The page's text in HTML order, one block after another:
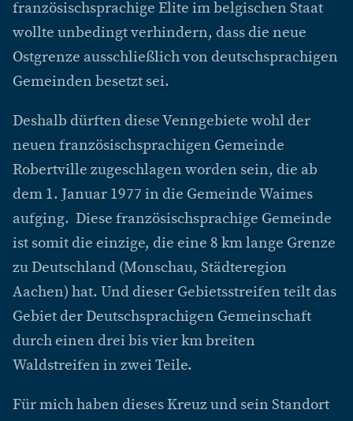
französischsprachige Elite im belgischen Staat
wollte unbedingt verhindern, dass die neue
Ostgrenze ausschließlich von deutschsprachigen
Gemeinden besetzt sei.
Deshalb dürften diese Venngebiete wohl der
neuen französischsprachigen Gemeinde
Robertville zugeschlagen worden sein, die ab
dem 1. Januar 1977 in die Gemeinde Waimes
aufging. Diese französischsprachige Gemeinde
ist somit die einzige, die eine 8 km lange Grenze
zu Deutschland (Monschau, Städteregion
Aachen) hat. Und dieser Gebietsstreifen teilt das
Gebiet der Deutschsprachigen Gemeinschaft
durch einen drei bis vier km breiten
Waldstreifen in zwei Teile.
Für mich haben dieses Kreuz und sein Standort